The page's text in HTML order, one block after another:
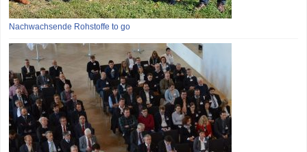
Nachwachsende Rohstoffe to go